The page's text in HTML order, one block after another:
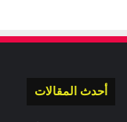
أحدث المقالات